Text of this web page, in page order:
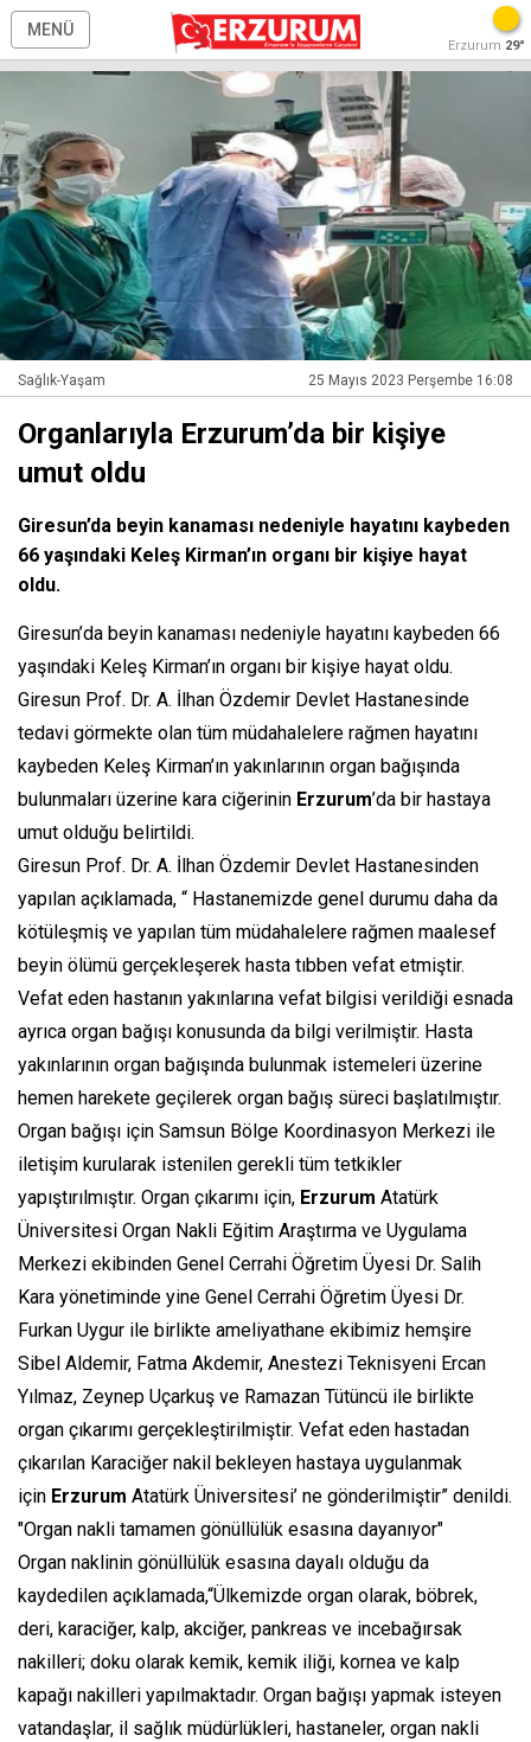
MENÜ
Erzurum 29°
Sağlık-Yaşam 25 Mayıs 2023 Perşembe 16:08
Organlarıyla Erzurum’da bir kişiye
umut oldu
Giresun’da beyin kanaması nedeniyle hayatını kaybeden
66 yaşındaki Keleş Kirman’ın organı bir kişiye hayat
oldu.
Giresun’da beyin kanaması nedeniyle hayatını kaybeden 66
yaşındaki Keleş Kirman’ın organı bir kişiye hayat oldu.
Giresun Prof. Dr. A. İlhan Özdemir Devlet Hastanesinde
tedavi görmekte olan tüm müdahalelere rağmen hayatını
kaybeden Keleş Kirman’ın yakınlarının organ bağışında
bulunmaları üzerine kara ciğerinin Erzurum’da bir hastaya
umut olduğu belirtildi.
Giresun Prof. Dr. A. İlhan Özdemir Devlet Hastanesinden
yapılan açıklamada, “ Hastanemizde genel durumu daha da
kötüleşmiş ve yapılan tüm müdahalelere rağmen maalesef
beyin ölümü gerçekleşerek hasta tıbben vefat etmiştir.
Vefat eden hastanın yakınlarına vefat bilgisi verildiği esnada
ayrıca organ bağışı konusunda da bilgi verilmiştir. Hasta
yakınlarının organ bağışında bulunmak istemeleri üzerine
hemen harekete geçilerek organ bağış süreci başlatılmıştır.
Organ bağışı için Samsun Bölge Koordinasyon Merkezi ile
iletişim kurularak istenilen gerekli tüm tetkikler
yapıştırılmıştır. Organ çıkarımı için, Erzurum Atatürk
Üniversitesi Organ Nakli Eğitim Araştırma ve Uygulama
Merkezi ekibinden Genel Cerrahi Öğretim Üyesi Dr. Salih
Kara yönetiminde yine Genel Cerrahi Öğretim Üyesi Dr.
Furkan Uygur ile birlikte ameliyathane ekibimiz hemşire
Sibel Aldemir, Fatma Akdemir, Anestezi Teknisyeni Ercan
Yılmaz, Zeynep Uçarkuş ve Ramazan Tütüncü ile birlikte
organ çıkarımı gerçekleştirilmiştir. Vefat eden hastadan
çıkarılan Karaciğer nakil bekleyen hastaya uygulanmak
için Erzurum Atatürk Üniversitesi’ ne gönderilmiştir” denildi.
"Organ nakli tamamen gönüllülük esasına dayanıyor"
Organ naklinin gönüllülük esasına dayalı olduğu da
kaydedilen açıklamada,“Ülkemizde organ olarak, böbrek,
deri, karaciğer, kalp, akciğer, pankreas ve incebağırsak
nakilleri; doku olarak kemik, kemik iliği, kornea ve kalp
kapağı nakilleri yapılmaktadır. Organ bağışı yapmak isteyen
vatandaşlar, il sağlık müdürlükleri, hastaneler, organ nakli